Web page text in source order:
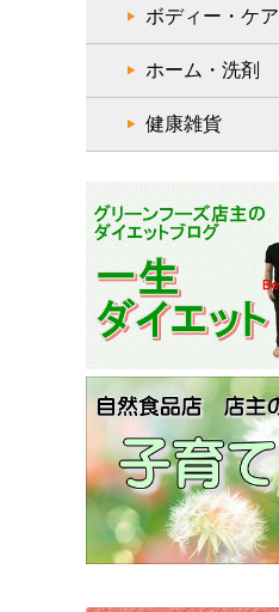
ボディー・ケア
ホーム・洗剤
健康雑貨